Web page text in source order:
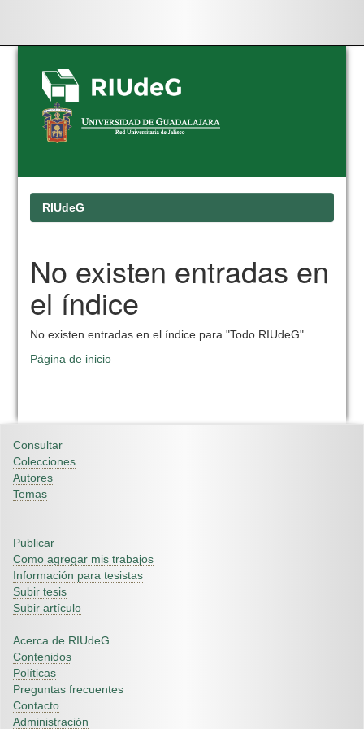
Skip
navigation
RIUdeG
No existen entradas en
el índice
No existen entradas en el índice para "Todo RIUdeG".
Página de inicio
Consultar
Colecciones
Autores
Temas
Publicar
Como agregar mis trabajos
Información para tesistas
Subir tesis
Subir artículo
Acerca de RIUdeG
Contenidos
Políticas
Preguntas frecuentes
Contacto
Administración